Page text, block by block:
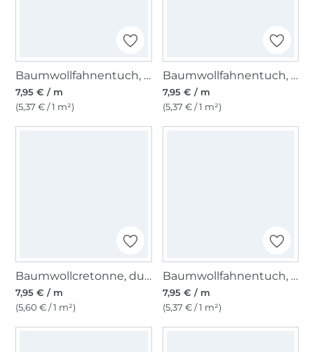
Baumwollfahnentuch, pink
7,95 € / m
(5,37 € / 1 m²)
Baumwollfahnentuch, nachtblau
7,95 € / m
(5,37 € / 1 m²)
Baumwollcretonne, dunkelbraun
7,95 € / m
(5,60 € / 1 m²)
Baumwollfahnentuch, gelb
7,95 € / m
(5,37 € / 1 m²)